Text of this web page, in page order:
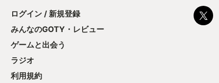
で、父親として５歳児に対して「ピクミ
ンという命を軽んじてはいけない」と伝
えたいとも思うようになったので、ザコ
バトルにおいても一切の油断は認められ
けて挑み、探検が時間切れになりそうな
時も一匹たりとも見捨てないことを誓
い…どんなに絶望的であろうともオッチ
ちゃうじゃぁん
っと試すだけだ
て、クリアしち
ログイン / 新規登録
みんなのGOTY・レビュー
ゲームと出会う
ラジオ
利用規約